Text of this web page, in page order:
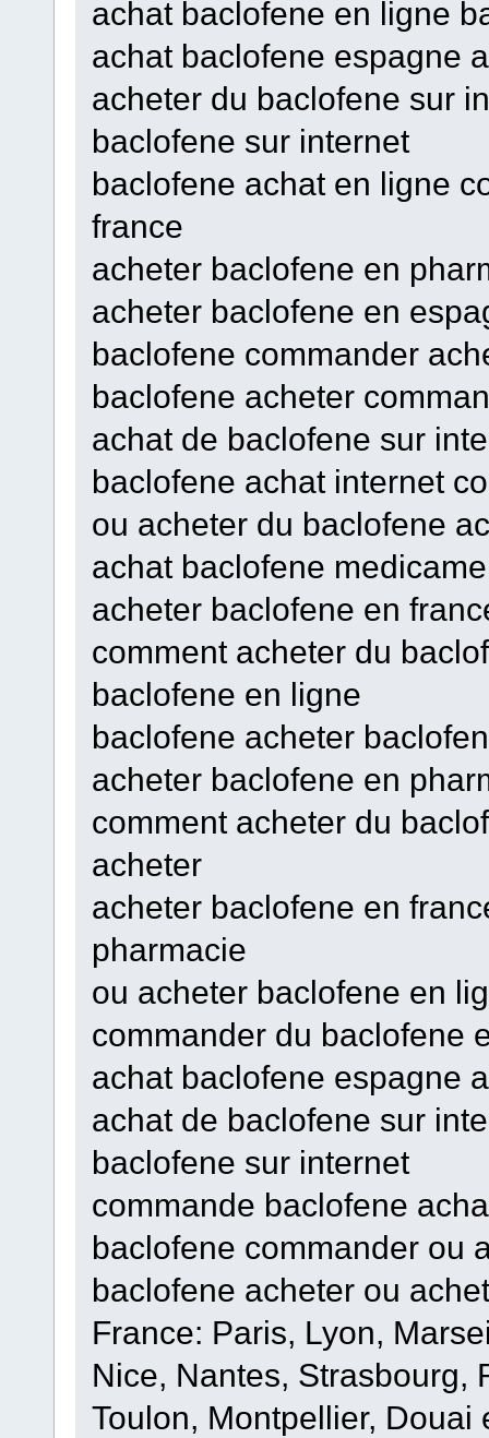
achat baclofene en ligne
achat baclofene espagne
acheter du baclofene sur
baclofene sur internet
baclofene achat en ligne
france
acheter baclofene en
acheter baclofene en
baclofene commander
baclofene acheter
achat de baclofene sur
baclofene achat internet
ou acheter du baclofene
achat baclofene
acheter baclofene en
comment acheter du
baclofene en ligne
baclofene acheter
acheter baclofene en
comment acheter du
acheter
acheter baclofene en
pharmacie
ou acheter baclofene en
commander du baclofene
achat baclofene espagne
achat de baclofene sur
baclofene sur internet
commande baclofene
baclofene commander ou
baclofene acheter ou
France: Paris, Lyon,
Nice, Nantes, Strasbourg,
Toulon, Montpellier, Douai